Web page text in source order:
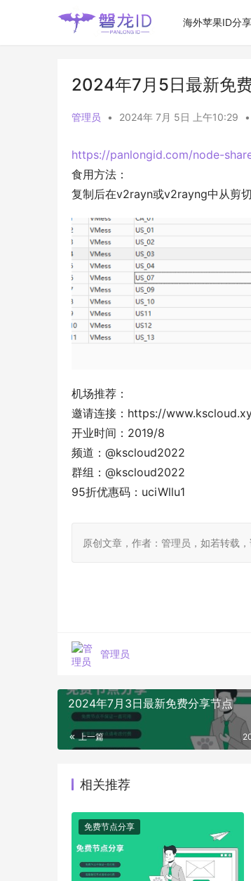
海外苹果ID分享
2024年7月5日最新免
管理员 • 2024年 7月 5日 上午10:29 •
https://panlongid.com/node-
食用方法：
复制后在v2rayn或v2rayng中从剪
机场推荐：
邀请连接：https://
开业时间：2019/8
频道：@kscloud2022
群组：@kscloud2022
95折优惠码：uciWllu1
原创文章，作者：管理员，如若转
管理员
2024年7月3日最新免费分享节点
上一篇
相关推荐
免费节点分享